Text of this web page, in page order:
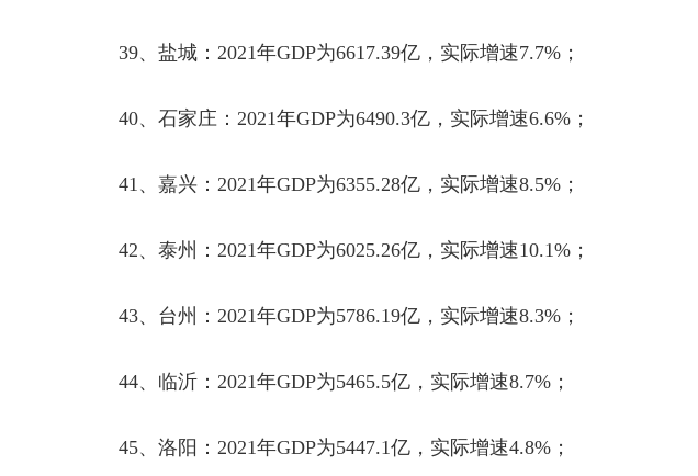
39、盐城： 2021年GDP为6617.39亿，实际增速7.7% ；
40、石家庄： 2021年GDP为6490.3亿，实际增速6.6% ；
41、嘉兴： 2021年GDP为6355.28亿，实际增速8.5% ；
42、泰州： 2021年GDP为6025.26亿，实际增速10.1% ；
43、台州： 2021年GDP为5786.19亿，实际增速8.3% ；
44、临沂： 2021年GDP为5465.5亿，实际增速8.7% ；
45、洛阳： 2021年GDP为5447.1亿，实际增速4.8% ；